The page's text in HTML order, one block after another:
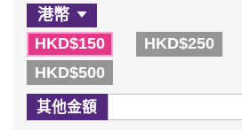
HKD$150 HKD$250
HKD$500
其他金額